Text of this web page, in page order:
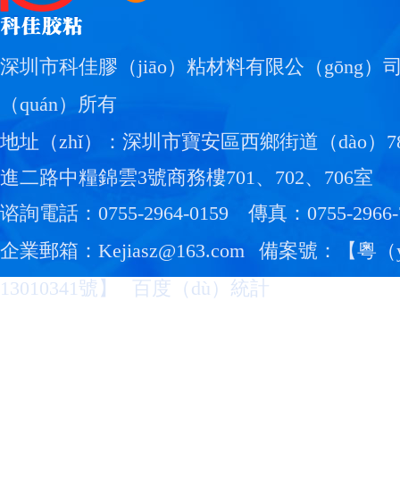
深圳市科佳膠（jiāo）粘材料有限公（gōng）
（quán）所有
地址（zhǐ）：深圳市寶安區西鄉街道（dào）
進二路中糧錦雲3號商務樓701、702、706室
谘詢電話：0755-2964-0159
傳真：0755-
企業郵箱：Kejiasz@163.com
備案號：【粵（
13010341號 】 百度（dù）統計